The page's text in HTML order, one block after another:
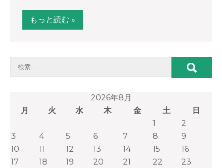
もっと読む »
2026年8月
月
火 水 木 金 土
日
1
2
3
4 5 6 7 8
9
10
11 12 13 14 15
16
17
18 19 20 21 22
23